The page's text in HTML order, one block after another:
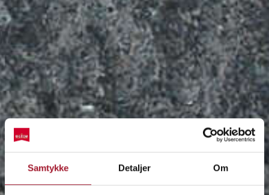
Samtykke Detaljer Om